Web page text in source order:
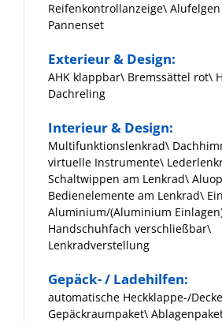
Reifenkontrollanzeige\
Pannenset
Exterieur & Design:
AHK klappbar\ Bremssättel rot\
Dachreling
Interieur & Design:
Multifunktionslenkrad\
virtuelle Instrumente\
Schaltwippen am Lenkrad\
Bedienelemente am Lenkrad\
Aluminium/(Aluminium
Handschuhfach verschließbar\
Lenkradverstellung
Gepäck- / Ladehilfen:
automatische Heckklappe-/
Gepäckraumpaket\